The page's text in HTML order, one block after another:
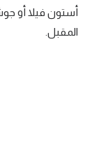
أمم إفريقيا
كرة السلة الأمريكية
أستون فيلا أو
المقبل.